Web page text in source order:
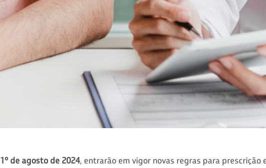
1º de agosto de 2024, entrarão em vigor novas regras para prescrição